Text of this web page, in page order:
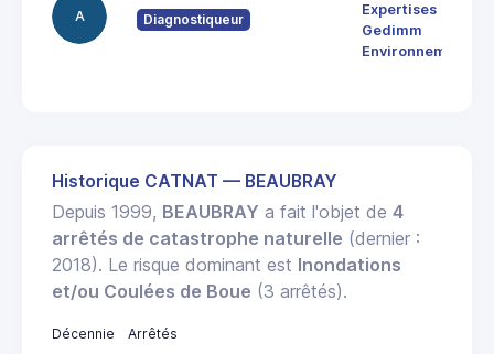
A Diagnostiqueur
Expertises
Gedimm
Environnement
Historique CATNAT — BEAUBRAY
Depuis 1999, BEAUBRAY a fait l'objet de 4
arrêtés de catastrophe naturelle (dernier :
2018). Le risque dominant est Inondations
et/ou Coulées de Boue (3 arrêtés).
Décennie
Arrêtés